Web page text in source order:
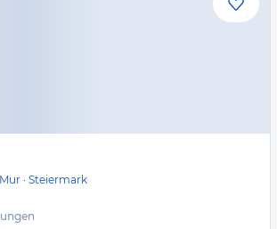
· Steiermark